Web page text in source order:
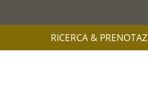
RICERCA &